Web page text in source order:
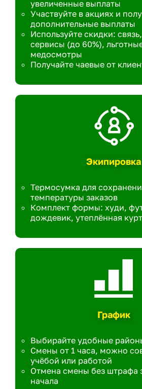
увеличенные выплаты
Участвуйте в акциях и
дополнительные выплаты
Используйте скидки:
сервисы (до 60%),
медосмотры
Получайте чаевые от
Экипировка
Термосумка для
температуры заказов
Комплект формы: худи,
дождевик, утеплённая
График
Выбирайте удобные
Смены от 1 часа, можно
учёбой или работой
Отмена смены без штрафа
начала